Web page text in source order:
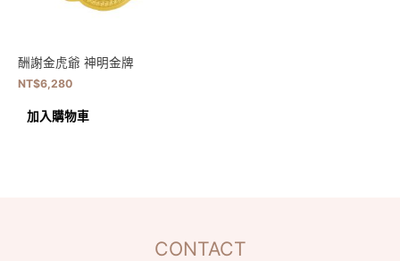
酬謝金虎爺 神明金牌
NT$6,280
加入購物車
CONTACT